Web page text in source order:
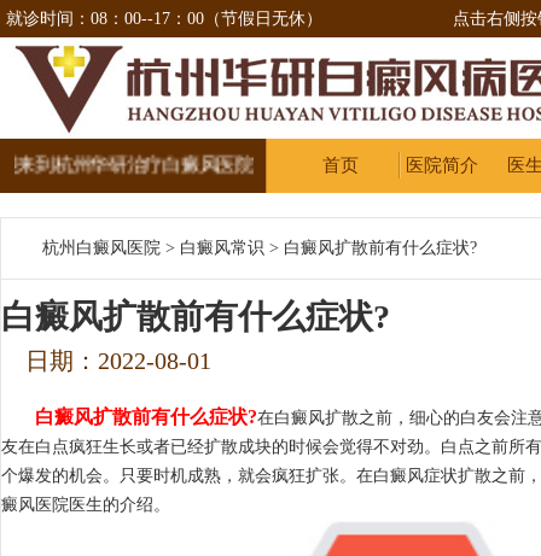
就诊时间：08：00--17：00（节假日无休） 点击右侧
首页 医院简介 医
杭州华研治疗白癜风医院
杭州白癜风医院 > 白癜风常识 > 白癜风扩散前有什么症状?
白癜风扩散前有什么症状?
日期：2022-08-01
白癜风扩散前有什么症状?在白癜风扩散之前，细心的白友会注
友在白点疯狂生长或者已经扩散成块的时候会觉得不对劲。白点之前所
个爆发的机会。只要时机成熟，就会疯狂扩张。在白癜风症状扩散之前
癜风医院医生的介绍。